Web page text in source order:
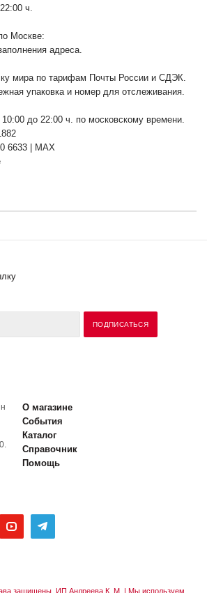
ч.
Москве:
адреса.
мира по тарифам Почты России и СДЭК.
упаковка и номер для отслеживания.
до 22:00 ч. по московскому времени.
6633 | MAX
О магазине
События
Каталог
Справочник
Помощь
защищены. ИП Андреева К. М. | Мы используем